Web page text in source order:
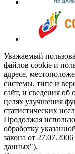
Уважаемый
файлов cookie и
адресе,
системы, типе и
сайт, и сведения об
целях улучшения
статистических
Продолжая
обработку
закона от
данных").